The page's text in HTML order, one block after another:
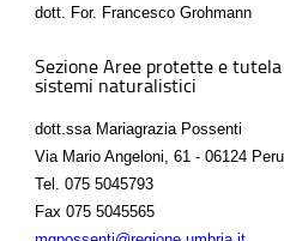
dott. For. Francesco Grohmann
Sezione Aree protette e
sistemi naturalistici
dott.ssa Mariagrazia Possenti
Via Mario Angeloni, 61 - 06124
Tel. 075 5045793
Fax 075 5045565